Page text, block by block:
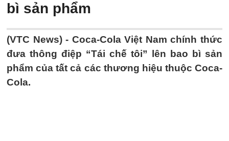
bì sản phẩm
(VTC News) - Coca-Cola Việt Nam chính thức
đưa thông điệp “Tái chế tôi” lên bao bì sản
phẩm của tất cả các thương hiệu thuộc Coca-
Cola.